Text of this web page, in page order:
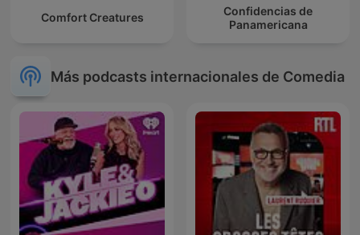
Comfort Creatures
Confidencias de
Panamericana
Más podcasts internacionales de Comedia